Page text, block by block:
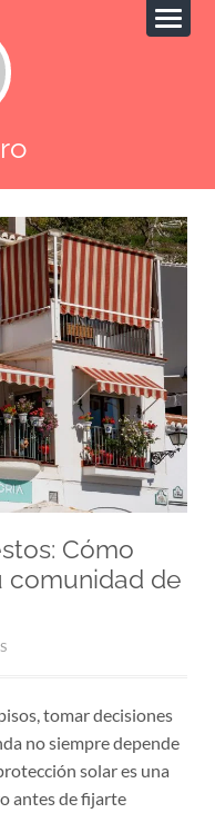
Cómo
comunidad de
tomar decisiones
no siempre depende
solar es una
antes de fijarte